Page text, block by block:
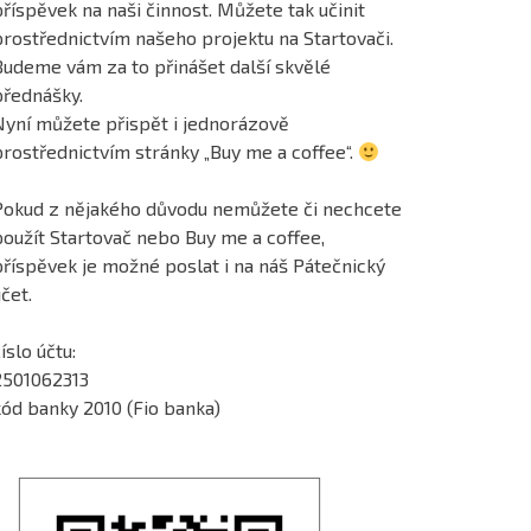
na naši činnost. Můžete tak učinit
našeho projektu na Startovači.
vám za to přinášet další skvělé
můžete přispět i jednorázově
stránky „Buy me a coffee“.
z nějakého důvodu nemůžete či nechcete
Startovač nebo Buy me a coffee,
je možné poslat i na náš Pátečnický
účtu:
banky 2010 (Fio banka)